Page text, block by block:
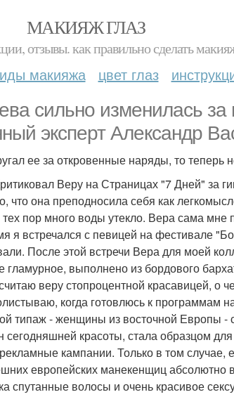
МАКИЯЖ ГЛАЗ
отзывы. как правильно сделать
макияжа цвет глаз
сильно изменилась за
эксперт Александр
ее за откровенные наряды, то теперь
Веру на Страницах "7 Дней" за
что она преподносила себя как
пор много воды утекло. Вера сама мне
я встречался с певицей на фестивале
После этой встречи Вера для моей
гламурное, выполнено из бордового
веру стопроцентной красавицей, о
когда готовлюсь к программам
типаж - женщины из восточной Европы
сегодняшней красоты, стала образцом
кампании. Только в том
европейских манекенщиц абсолютно
спутанные волосы и очень красивое